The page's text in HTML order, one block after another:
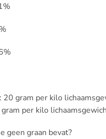
20 gram per kilo
gram per kilo
geen graan bevat?